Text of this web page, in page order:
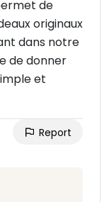
de
originaux
dans notre
de donner
et
Report